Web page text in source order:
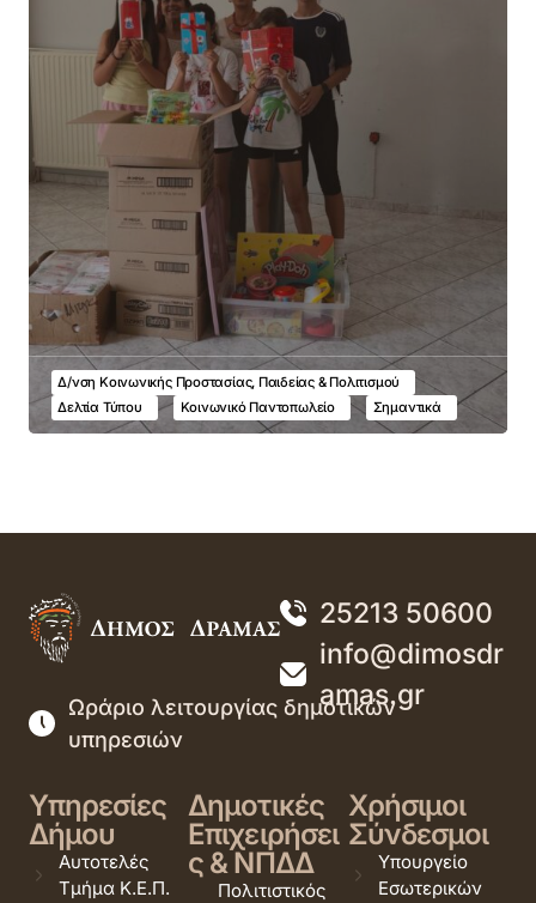
Δ/νση Κοινωνικής Προστασίας, Παιδείας & Πολιτισμού
Δελτία Τύπου
Κοινωνικό Παντοπωλείο Σημαντικά
25213 50600
info@dimosdr
amas.gr
Ωράριο λειτουργίας δημοτικών
υπηρεσιών
Υπηρεσίες
Δήμου
Αυτοτελές
Τμήμα Κ.Ε.Π.
Δημοτικές
Επιχειρήσει
ς & ΝΠΔΔ
Πολιτιστικός
Χρήσιμοι
Σύνδεσμοι
Υπουργείο
Εσωτερικών